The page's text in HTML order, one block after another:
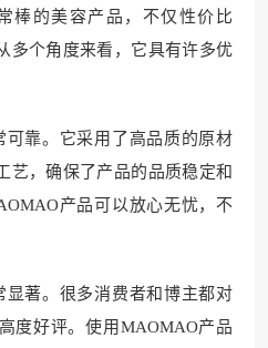
棒的美容产品，不仅性价比
多个角度来看，它具有许多优
靠。它采用了高品质的原材
艺，确保了产品的品质稳定和
产品可以放心无忧，不
著。很多消费者和博主都对
度好评。使用MAOMAO产品